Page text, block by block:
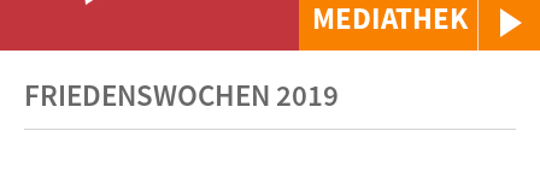
MEDIATHEK
FRIEDENSWOCHEN 2019